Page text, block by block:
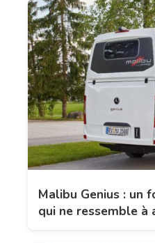
Malibu Genius : un
qui ne ressemble à